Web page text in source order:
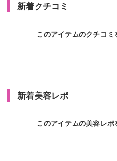
新着クチコミ
このアイテムのクチコミ
新着美容レポ
このアイテムの美容レポ